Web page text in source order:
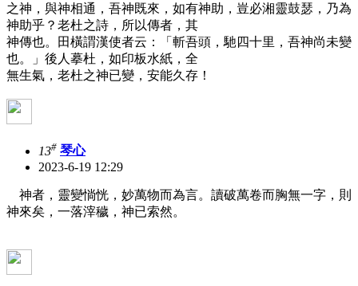
之神，與神相通，吾神既來，如有神助，豈必湘靈鼓瑟，乃為
神助乎？老杜之詩，所以傳者，其
神傳也。田橫謂漢使者云：「斬吾頭，馳四十里，吾神尚未變
也。」後人摹杜，如印板水紙，全
無生氣，老杜之神已變，安能久存！
13# 琴心
2023-6-19 12:29
神者，靈變惝恍，妙萬物而為言。讀破萬卷而胸無一字，則
神來矣，一落滓穢，神已索然。